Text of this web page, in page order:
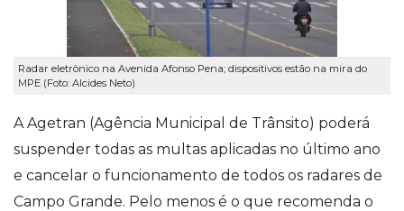
Radar eletrônico na Avenida Afonso Pena; dispositivos estão na mira do
MPE (Foto: Alcides Neto)
A Agetran (Agência Municipal de Trânsito) poderá
suspender todas as multas aplicadas no último ano
e cancelar o funcionamento de todos os radares de
Campo Grande. Pelo menos é o que recomenda o